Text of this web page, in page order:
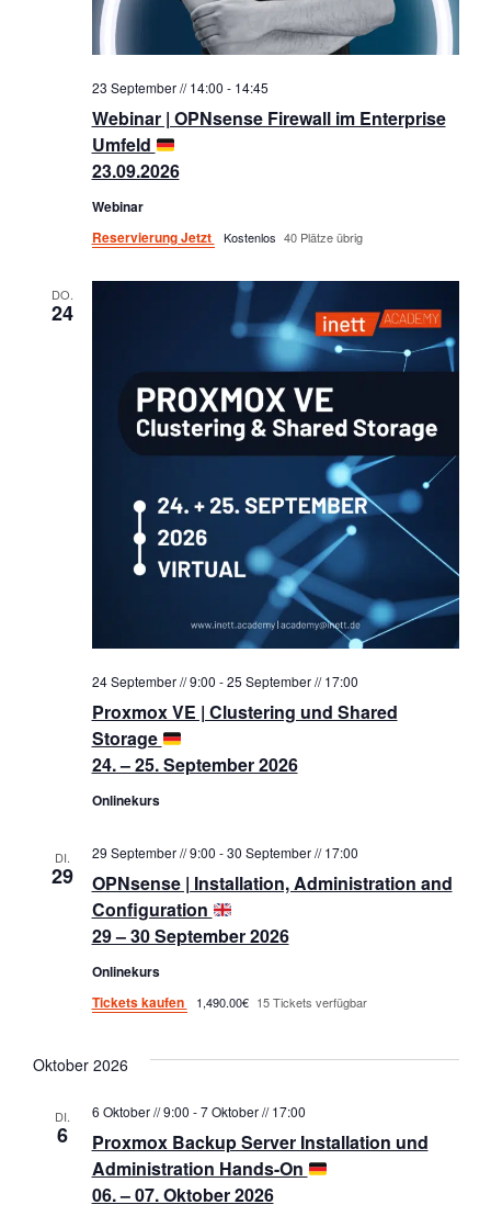
Webinar | OPNsense Firewall im Enterprise
Umfeld
23.09.2026
23 September // 14:00 - 14:45
Webinar
Reservierung Jetzt
Kostenlos 40 Plätze übrig
DO.
24
Proxmox VE | Clustering und Shared
Storage
24. – 25. September 2026
24 September // 9:00 -25 September // 17:00
Onlinekurs
DI.
29
OPNsense | Installation, Administration and
Configuration
29 – 30 September 2026
29 September // 9:00 -30 September // 17:00
Onlinekurs
Tickets kaufen
1,490.00€ 15 Tickets verfügbar
Oktober 2026
DI.
6
Proxmox Backup Server Installation und
Administration Hands-On
06. – 07. Oktober 2026
6 Oktober // 9:00 -7 Oktober // 17:00